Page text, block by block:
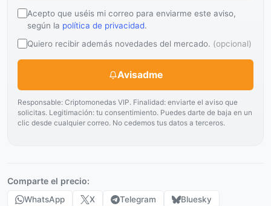
Acepto que uséis mi correo para enviarme este aviso,
según la política de privacidad.
Quiero recibir además novedades del mercado. (opcional)
Avisadme
Responsable: Criptomonedas VIP. Finalidad: enviarte el aviso que
solicitas. Legitimación: tu consentimiento. Puedes darte de baja en un
clic desde cualquier correo. No cedemos tus datos a terceros.
Comparte el precio:
WhatsApp X Telegram
Bluesky